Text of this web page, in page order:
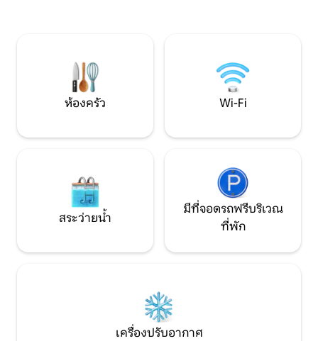
รีสอร์ทในฤดูร้อน
ห้องครัว Wi-Fi
สระว่ายน้ำ
มีที่จอดรถฟรีบริเวณ
ที่พัก
เครื่องปรับอากาศ